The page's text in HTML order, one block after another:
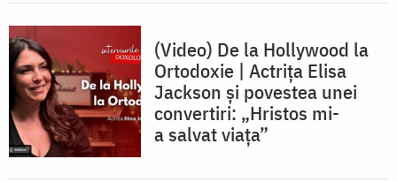
(Video) De la Hollywood la
Ortodoxie | Actrița Elisa
Jackson și povestea unei
convertiri: „Hristos mi-
a salvat viața”